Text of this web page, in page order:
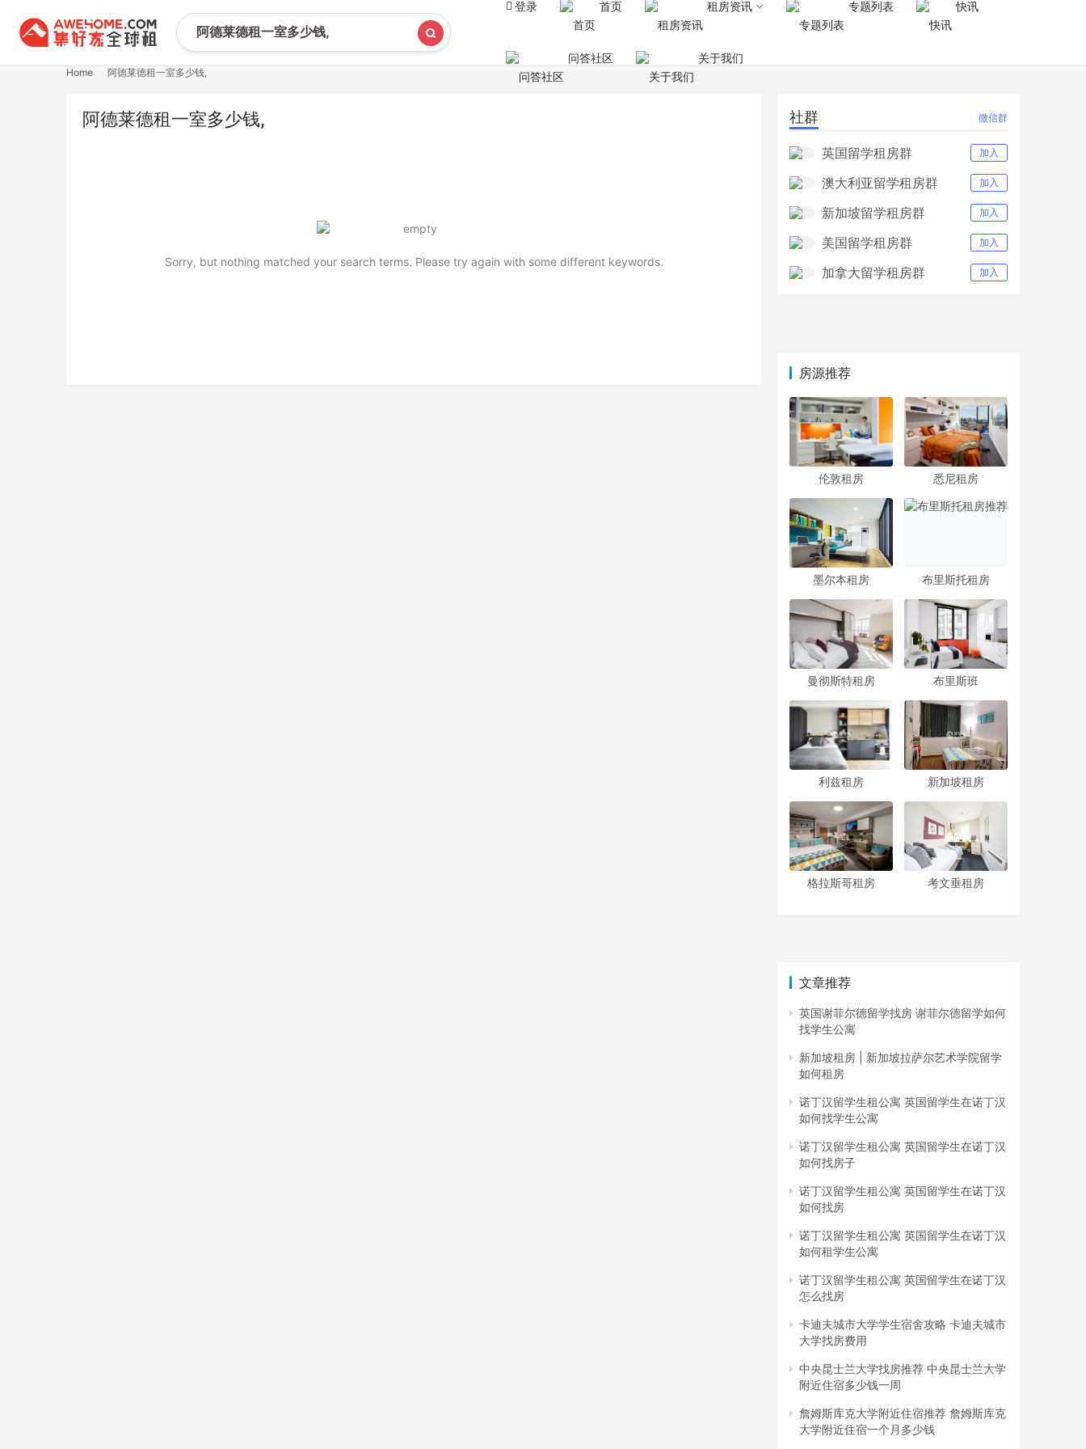
登录 首页 租房资讯 专题列表 快讯
问答社区 关于我们
Home 阿德莱德租一室多少钱,
阿德莱德租一室多少钱,
Sorry, but nothing matched your search terms. Please try again with some different keywords.
社群 微信群
英国留学租房群 加入
澳大利亚留学租房群 加入
新加坡留学租房群 加入
美国留学租房群 加入
加拿大留学租房群 加入
房源推荐
伦敦租房 悉尼租房
墨尔本租房 布里斯托租房
曼彻斯特租房 布里斯班
利兹租房 新加坡租房
格拉斯哥租房 考文垂租房
文章推荐
英国谢菲尔德留学找房 谢菲尔德留学如何
找学生公寓
新加坡租房 | 新加坡拉萨尔艺术学院留学
如何租房
诺丁汉留学生租公寓 英国留学生在诺丁汉
如何找学生公寓
诺丁汉留学生租公寓 英国留学生在诺丁汉
如何找房子
诺丁汉留学生租公寓 英国留学生在诺丁汉
如何找房
诺丁汉留学生租公寓 英国留学生在诺丁汉
如何租学生公寓
诺丁汉留学生租公寓 英国留学生在诺丁汉
怎么找房
卡迪夫城市大学学生宿舍攻略 卡迪夫城市
大学找房费用
中央昆士兰大学找房推荐 中央昆士兰大学
附近住宿多少钱一周
詹姆斯库克大学附近住宿推荐 詹姆斯库克
大学附近住宿一个月多少钱